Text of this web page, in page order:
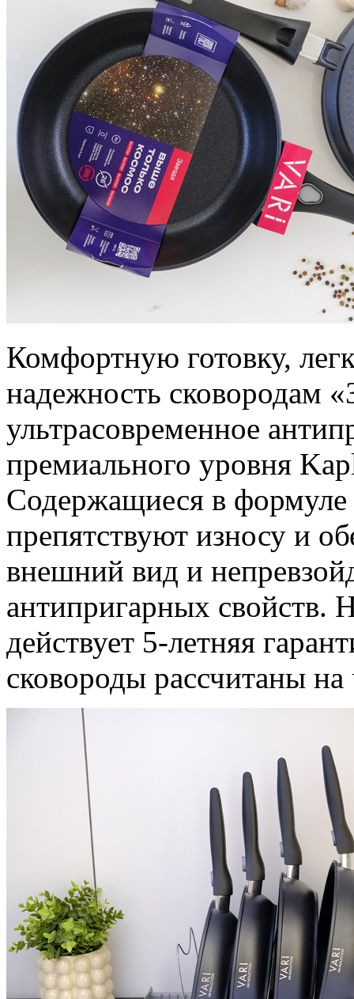
Комфортную готовку,
надежность сковородам
ультрасовременное
премиального уровня
Содержащиеся в формуле
препятствуют износу и
внешний вид и
антипригарных свойств.
действует 5-летняя
сковороды рассчитаны на